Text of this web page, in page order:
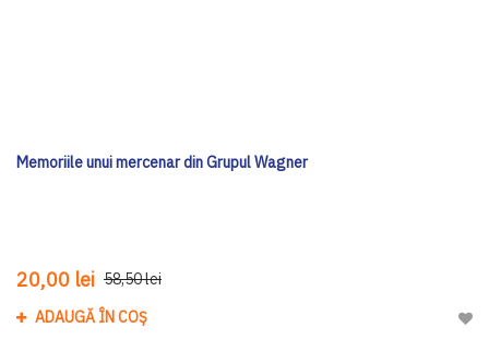
Memoriile unui mercenar din Grupul Wagner
20,00 lei 58,50 lei
ADAUGĂ ÎN COȘ